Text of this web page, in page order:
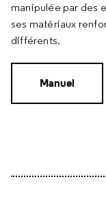
manipulée par des
ses matériaux
différents.
Manuel